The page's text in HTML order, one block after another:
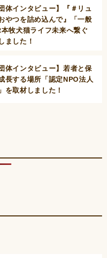
体インタビュー】『＃リュ
やつを詰め込んで』「一般
牧犬猫ライフ未来へ繋ぐ
ました！
体インタビュー】若者と保
長する場所「認定NPO法人
を取材しました！